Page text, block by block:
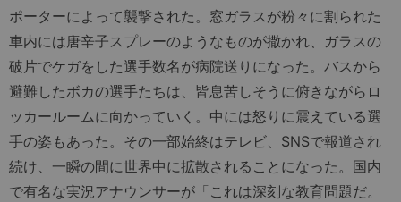
ポーターによって襲撃された。窓ガラスが粉々に割られた
車内には唐辛子スプレーのようなものが撒かれ、ガラスの
破片でケガをした選手数名が病院送りになった。バスから
避難したボカの選手たちは、皆息苦しそうに俯きながらロ
ッカールームに向かっていく。中には怒りに震えている選
手の姿もあった。その一部始終はテレビ、SNSで報道され
続け、一瞬の間に世界中に拡散されることになった。国内
で有名な実況アナウンサーが「これは深刻な教育問題だ。